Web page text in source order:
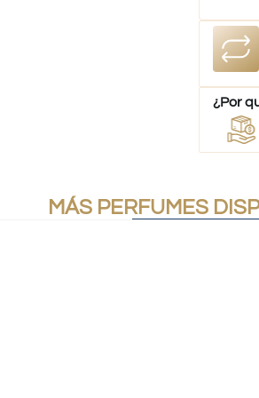
¿Por
Stock
MÁS PERFUMES